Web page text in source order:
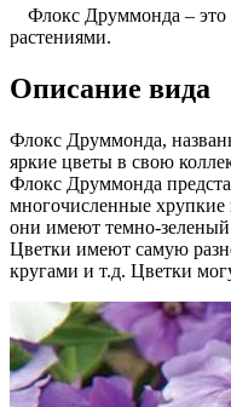
Флокс Друммонда – это
растениями.
Описание вида
Флокс Друммонда,
яркие цветы в свою
Флокс Друммонда
многочисленные хрупкие
они имеют темно-
Цветки имеют самую
кругами и т.д. Цветки